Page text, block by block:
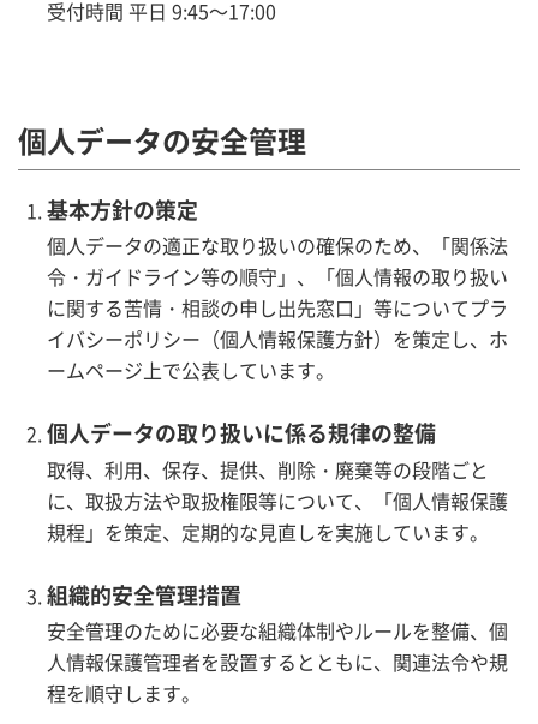
受付時間 平日 9:45～17:00
個人データの安全管理
基本方針の策定
個人データの適正な取り扱いの確保のため、「関係法
令・ガイドライン等の順守」、「個人情報の取り扱い
に関する苦情・相談の申し出先窓口」等についてプラ
イバシーポリシー（個人情報保護方針）を策定し、ホ
ームページ上で公表しています。
個人データの取り扱いに係る規律の整備
取得、利用、保存、提供、削除・廃棄等の段階ごと
に、取扱方法や取扱権限等について、「個人情報保護
規程」を策定、定期的な見直しを実施しています。
組織的安全管理措置
安全管理のために必要な組織体制やルールを整備、個
人情報保護管理者を設置するとともに、関連法令や規
程を順守します。